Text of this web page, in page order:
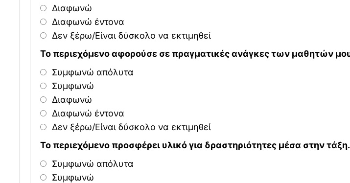
Διαφωνώ
Διαφωνώ έντονα
Δεν ξέρω/Είναι δύσκολο να εκτιμηθεί
Το περιεχόμενο αφορούσε σε πραγματικές ανάγκες των μαθητών
Συμφωνώ απόλυτα
Συμφωνώ
Διαφωνώ
Διαφωνώ έντονα
Δεν ξέρω/Είναι δύσκολο να εκτιμηθεί
Το περιεχόμενο προσφέρει υλικό για δραστηριότητες μέσα στην τάξη.
Συμφωνώ απόλυτα
Συμφωνώ